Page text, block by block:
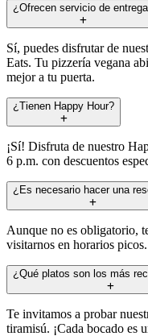
¿Ofrecen servicio de
Sí, puedes disfrutar de
Eats. Tu pizzería vegana
mejor a tu puerta.
¿Tienen Happy Hour?
¡Sí! Disfruta de nuestro
6 p.m. con descuentos
¿Es necesario hacer una
Aunque no es obligatorio,
visitarnos en horarios
¿Qué platos son los más
Te invitamos a probar
tiramisú. ¡Cada bocado es